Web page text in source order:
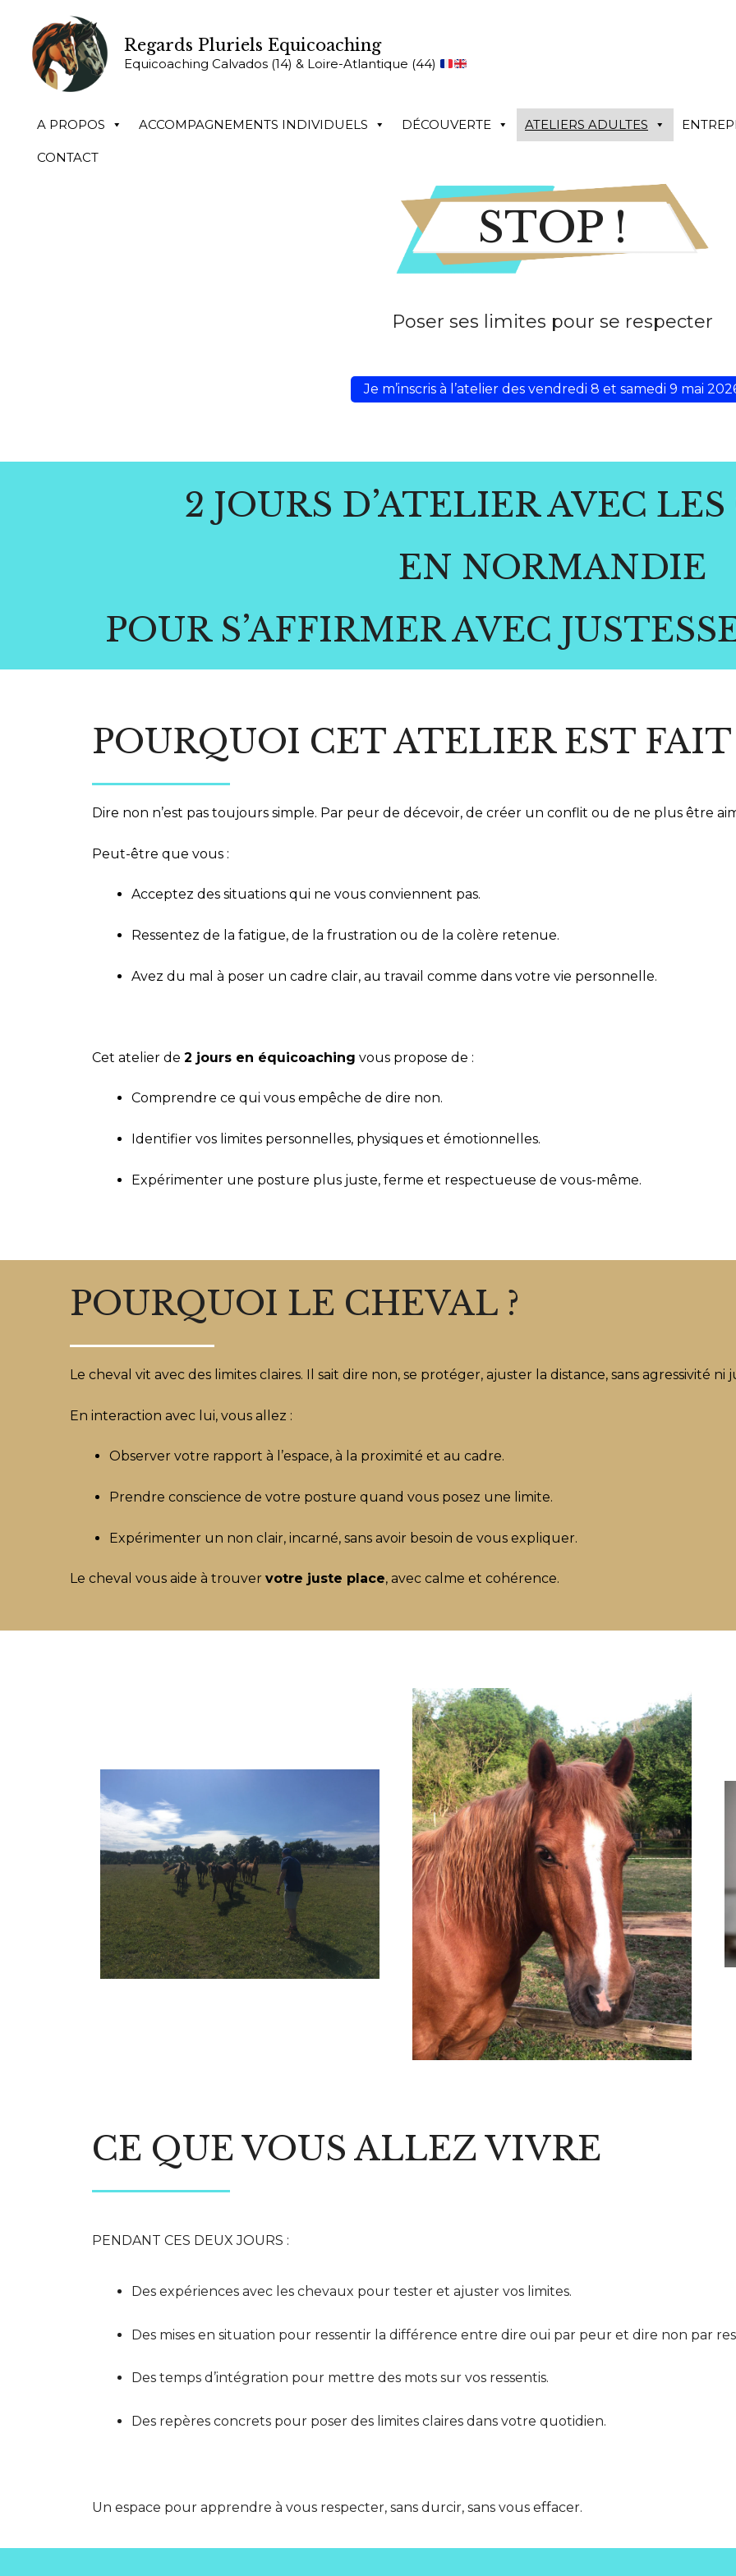
Regards Pluriels Equicoaching
Equicoaching Calvados (14) & Loire-Atlantique (44)
A PROPOS ACCOMPAGNEMENTS INDIVIDUELS DÉCOUVERTE ATELIERS ADULTES
CONTACT
STOP !
Poser ses limites pour se respecter
Je m’inscris à l’atelier des vendredi 8 et samedi 9 mai
2 JOURS D’ATELIER AVEC LES
EN NORMANDIE
POUR S’AFFIRMER AVEC
POURQUOI CET ATELIER EST FAIT
Dire non n’est pas toujours simple. Par peur de décevoir, de créer un conflit ou de ne plus être
Peut-être que vous :
Acceptez des situations qui ne vous conviennent pas.
Ressentez de la fatigue, de la frustration ou de la colère retenue.
Avez du mal à poser un cadre clair, au travail comme dans votre vie personnelle.
Cet atelier de 2 jours en équicoaching vous propose de :
Comprendre ce qui vous empêche de dire non.
Identifier vos limites personnelles, physiques et émotionnelles.
Expérimenter une posture plus juste, ferme et respectueuse de vous-même.
POURQUOI LE CHEVAL ?
Le cheval vit avec des limites claires. Il sait dire non, se protéger, ajuster la distance, sans agressivité ni
En interaction avec lui, vous allez :
Observer votre rapport à l’espace, à la proximité et au cadre.
Prendre conscience de votre posture quand vous posez une limite.
Expérimenter un non clair, incarné, sans avoir besoin de vous expliquer.
Le cheval vous aide à trouver votre juste place, avec calme et cohérence.
CE QUE VOUS ALLEZ VIVRE
PENDANT CES DEUX JOURS :
Des expériences avec les chevaux pour tester et ajuster vos limites.
Des mises en situation pour ressentir la différence entre dire oui par peur et dire non par
Des temps d’intégration pour mettre des mots sur vos ressentis.
Des repères concrets pour poser des limites claires dans votre quotidien.
Un espace pour apprendre à vous respecter, sans durcir, sans vous effacer.